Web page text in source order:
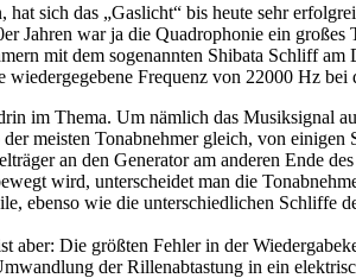
sich das „Gaslicht“ bis heute sehr
Jahren war ja die Quadrophonie ein
mit dem sogenannten Shibata Schliff
wiedergegebene Frequenz von 22000 Hz
im Thema. Um nämlich das Musiksignal
meisten Tonabnehmer gleich, von
an den Generator am anderen Ende
wird, unterscheidet man die
ebenso wie die unterschiedlichen Schliffe
aber: Die größten Fehler in der
der Rillenabtastung in ein